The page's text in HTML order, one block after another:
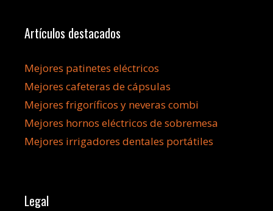
Artículos destacados
Mejores patinetes eléctricos
Mejores cafeteras de cápsulas
Mejores frigoríficos y neveras combi
Mejores hornos eléctricos de sobremesa
Mejores irrigadores dentales portátiles
Legal